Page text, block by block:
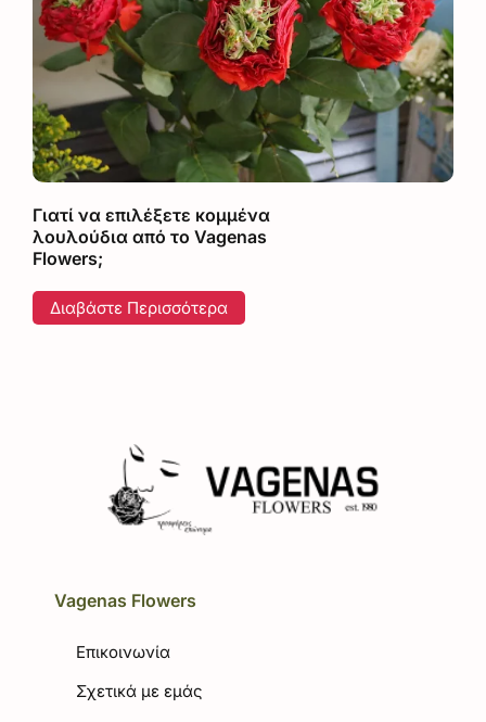
Γιατί να επιλέξετε κομμένα
λουλούδια από το Vagenas
Flowers;
Διαβάστε Περισσότερα
Vagenas Flowers
Επικοινωνία
Σχετικά με εμάς